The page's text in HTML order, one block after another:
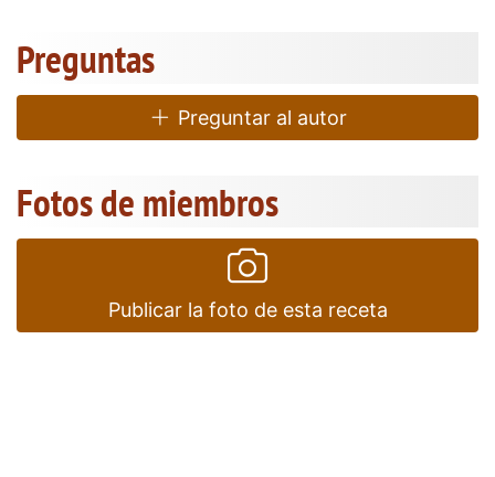
Preguntas
Preguntar al autor
Fotos de miembros
Publicar la foto de esta receta